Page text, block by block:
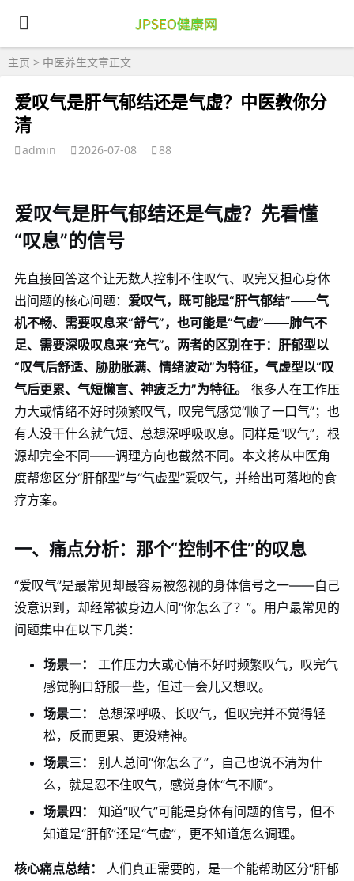
主页 > 中医养生文章正文
爱叹气是肝气郁结还是气虚？中医教你分
清
admin 2026-07-08 88
爱叹气是肝气郁结还是气虚？先看懂
“叹息”的信号
先直接回答这个让无数人控制不住叹气、叹完又担心身体
出问题的核心问题： 爱叹气，既可能是“肝气郁结”——气
机不畅、需要叹息来“舒气”，也可能是“气虚”——肺气不
足、需要深吸叹息来“充气”。两者的区别在于：肝郁型以
“叹气后舒适、胁肋胀满、情绪波动”为特征，气虚型以“叹
气后更累、气短懒言、神疲乏力”为特征。
很多人在工作压
力大或情绪不好时频繁叹气，叹完气感觉“顺了一口气”；也
有人没干什么就气短、总想深呼吸叹息。同样是“叹气”，根
源却完全不同——调理方向也截然不同。本文将从中医角
度帮您区分“肝郁型”与“气虚型”爱叹气，并给出可落地的食
疗方案。
一、痛点分析：那个“控制不住”的叹息
“爱叹气”是最常见却最容易被忽视的身体信号之一——自己
没意识到，却经常被身边人问“你怎么了？”。用户最常见的
问题集中在以下几类：
场景一：
工作压力大或心情不好时频繁叹气，叹完气
感觉胸口舒服一些，但过一会儿又想叹。
场景二：
总想深呼吸、长叹气，但叹完并不觉得轻
松，反而更累、更没精神。
场景三：
别人总问“你怎么了”，自己也说不清为什
么，就是忍不住叹气，感觉身体“气不顺”。
场景四：
知道“叹气”可能是身体有问题的信号，但不
知道是“肝郁”还是“气虚”，更不知道怎么调理。
核心痛点总结：
人们真正需要的，是一个能帮助区分“肝郁